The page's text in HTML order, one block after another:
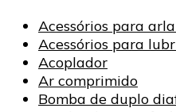
Acessórios para
Acessórios para
Acoplador
Ar comprimido
Bomba de duplo